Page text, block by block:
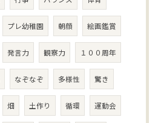
プレ幼稚園 朝顔 絵画鑑賞
発言力 観察力 １００周年
なぞなぞ 多様性 驚き
畑 土作り 循環 運動会